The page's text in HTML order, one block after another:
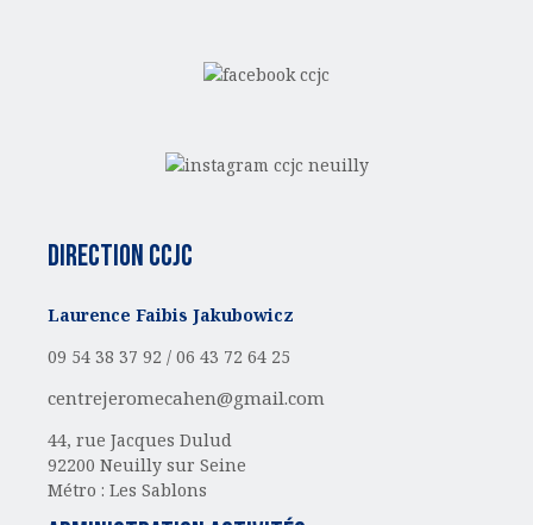
Direction CCJC
Laurence Faibis Jakubowicz
09 54 38 37 92 / 06 43 72 64 25
centrejeromecahen@gmail.com
44, rue Jacques Dulud
92200 Neuilly sur Seine
Métro : Les Sablons